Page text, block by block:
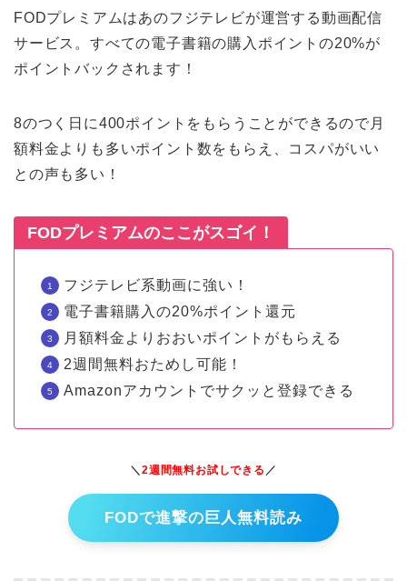
FODプレミアムはあのフジテレビが運営する動画配信
サービス。すべての電子書籍の購入ポイントの20%が
ポイントバックされます！
8のつく日に400ポイントをもらうことができるので月
額料金よりも多いポイント数をもらえ、コスパがいい
との声も多い！
FODプレミアムのここがスゴイ！
フジテレビ系動画に強い！
電子書籍購入の20%ポイント還元
月額料金よりおおいポイントがもらえる
2週間無料おためし可能！
Amazonアカウントでサクッと登録できる
＼2週間無料お試しできる ／
FODで進撃の巨人無料読み